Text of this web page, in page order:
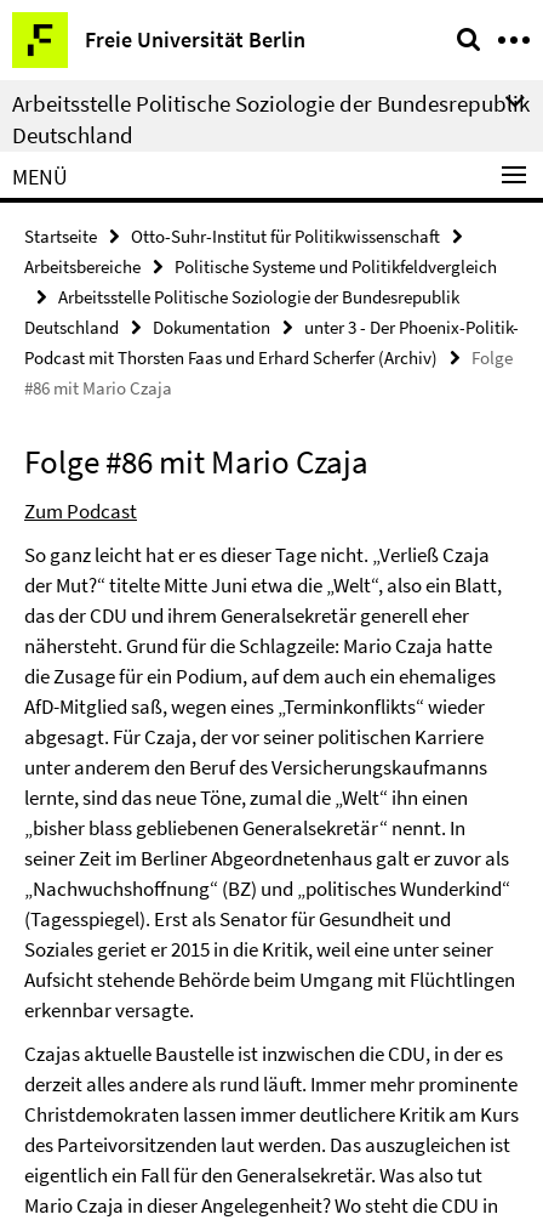
Springe
direkt
zu
Inhalt
Freie Universität Berlin
Service-
Navigation
Arbeitsstelle Politische Soziologie der Bundesrepublik
Deutschland
MENÜ
Startseite
Otto-Suhr-Institut für Politikwissenschaft
Arbeitsbereiche
Politische Systeme und Politikfeldvergleich
Arbeitsstelle Politische Soziologie der Bundesrepublik
Deutschland
Dokumentation
unter 3 - Der Phoenix-Politik-
Podcast mit Thorsten Faas und Erhard Scherfer (Archiv)
Folge
#86 mit Mario Czaja
Folge #86 mit Mario Czaja
Zum Podcast
So ganz leicht hat er es dieser Tage nicht. „Verließ Czaja
der Mut?“ titelte Mitte Juni etwa die „Welt“, also ein Blatt,
das der CDU und ihrem Generalsekretär generell eher
nähersteht. Grund für die Schlagzeile: Mario Czaja hatte
die Zusage für ein Podium, auf dem auch ein ehemaliges
AfD-Mitglied saß, wegen eines „Terminkonflikts“ wieder
abgesagt. Für Czaja, der vor seiner politischen Karriere
unter anderem den Beruf des Versicherungskaufmanns
lernte, sind das neue Töne, zumal die „Welt“ ihn einen
„bisher blass gebliebenen Generalsekretär“ nennt. In
seiner Zeit im Berliner Abgeordnetenhaus galt er zuvor als
„Nachwuchshoffnung“ (BZ) und „politisches Wunderkind“
(Tagesspiegel). Erst als Senator für Gesundheit und
Soziales geriet er 2015 in die Kritik, weil eine unter seiner
Aufsicht stehende Behörde beim Umgang mit Flüchtlingen
erkennbar versagte.
Czajas aktuelle Baustelle ist inzwischen die CDU, in der es
derzeit alles andere als rund läuft. Immer mehr prominente
Christdemokraten lassen immer deutlichere Kritik am Kurs
des Parteivorsitzenden laut werden. Das auszugleichen ist
eigentlich ein Fall für den Generalsekretär. Was also tut
Mario Czaja in dieser Angelegenheit? Wo steht die CDU in